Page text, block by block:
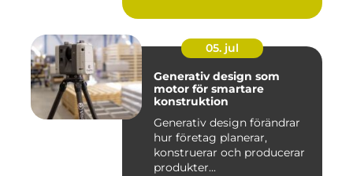
05. jul
Generativ design som
motor för smartare
konstruktion
Generativ design förändrar
hur företag planerar,
konstruerar och producerar
produkter...